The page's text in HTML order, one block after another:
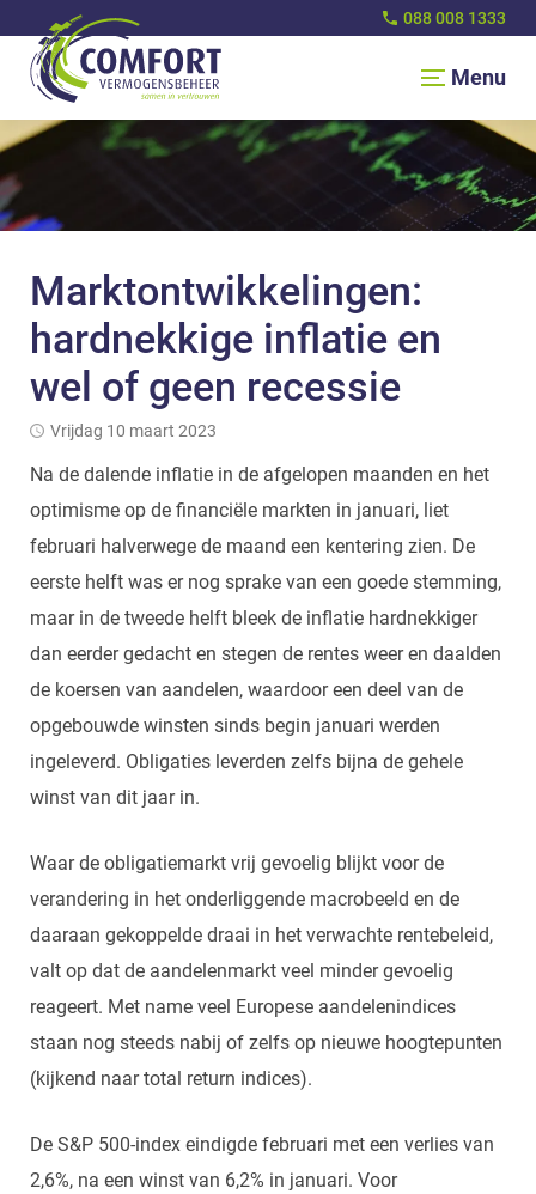
088 008 1333
Menu
Marktontwikkelingen:
hardnekkige inflatie en
wel of geen recessie
vrijdag 10 maart 2023
Na de dalende inflatie in de afgelopen maanden en het
optimisme op de financiële markten in januari, liet
februari halverwege de maand een kentering zien. De
eerste helft was er nog sprake van een goede stemming,
maar in de tweede helft bleek de inflatie hardnekkiger
dan eerder gedacht en stegen de rentes weer en daalden
de koersen van aandelen, waardoor een deel van de
opgebouwde winsten sinds begin januari werden
ingeleverd. Obligaties leverden zelfs bijna de gehele
winst van dit jaar in.
Waar de obligatiemarkt vrij gevoelig blijkt voor de
verandering in het onderliggende macrobeeld en de
daaraan gekoppelde draai in het verwachte rentebeleid,
valt op dat de aandelenmarkt veel minder gevoelig
reageert. Met name veel Europese aandelenindices
staan nog steeds nabij of zelfs op nieuwe hoogtepunten
(kijkend naar total return indices).
De S&P 500-index eindigde februari met een verlies van
2,6%, na een winst van 6,2% in januari. Voor